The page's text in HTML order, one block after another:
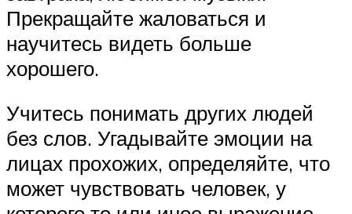
Прекращайте жаловаться и
научитесь видеть больше
хорошего.
Учитесь понимать других людей
без слов. Угадывайте эмоции на
лицах прохожих, определяйте, что
может чувствовать человек, у